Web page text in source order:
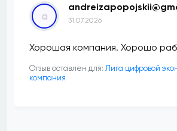
a 31.07.2026
Хорошая компания. Хорошо
Отзыв оставлен для: Лига цифровой
компания